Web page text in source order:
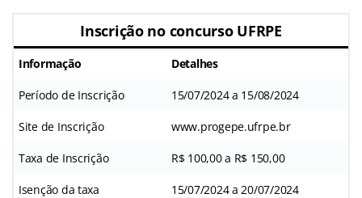
Inscrição no concurso UFRPE
Informação Detalhes
Período de Inscrição 15/07/2024 a 15/08/2024
Site de Inscrição www.progepe.ufrpe.br
Taxa de Inscrição R$ 100,00 a R$ 150,00
Isenção da taxa 15/07/2024 a 20/07/2024